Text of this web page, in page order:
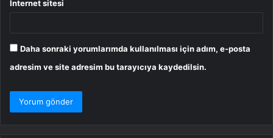
İnternet sitesi
Daha sonraki yorumlarımda kullanılması için adım, e-posta
adresim ve site adresim bu tarayıcıya kaydedilsin.